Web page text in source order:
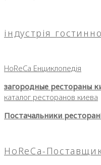
індустрія
HoReCa Енциклопедія
загородные рестораны
каталог ресторанов киева
Постачальники
HoReCa-